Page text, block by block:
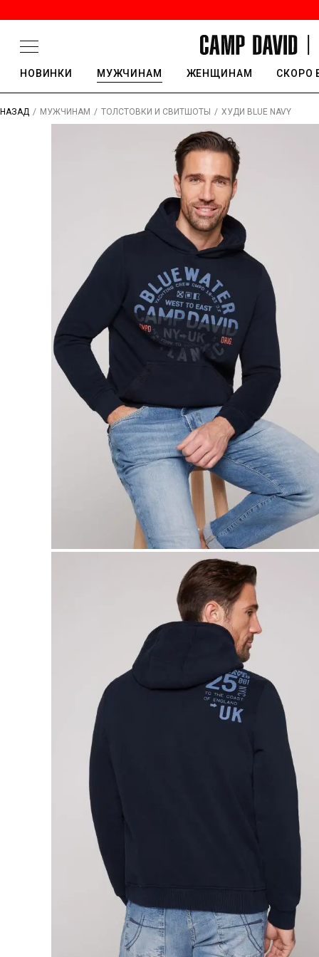
НОВИНКИ МУЖЧИНАМ ЖЕНЩИНАМ СКОРО
НАЗАД / МУЖЧИНАМ / ТОЛСТОВКИ И СВИТШОТЫ / ХУДИ BLUE NAVY